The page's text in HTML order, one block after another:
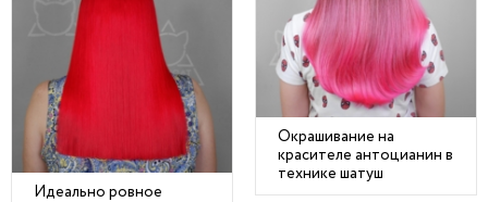
Окрашивание на
красителе антоцианин в
технике шатуш
Идеально ровное